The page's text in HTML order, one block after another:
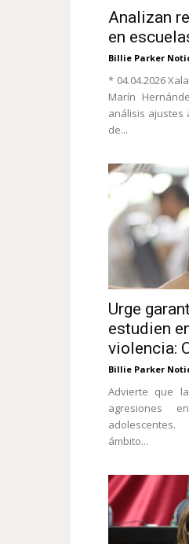
Analizan
en
Billie Parker
* 04.04.2026
Marín
análisis ajustes
de...
Urge
estudien
violencia:
Billie Parker
Advierte que
agresiones
adolescentes.
ámbito...